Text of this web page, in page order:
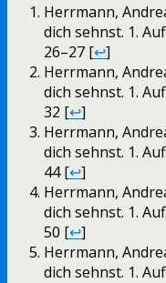
Herrmann,
dich sehnst. 1.
26–27 [↩]
Herrmann,
dich sehnst. 1.
32 [↩]
Herrmann,
dich sehnst. 1.
44 [↩]
Herrmann,
dich sehnst. 1.
50 [↩]
Herrmann,
dich sehnst. 1.